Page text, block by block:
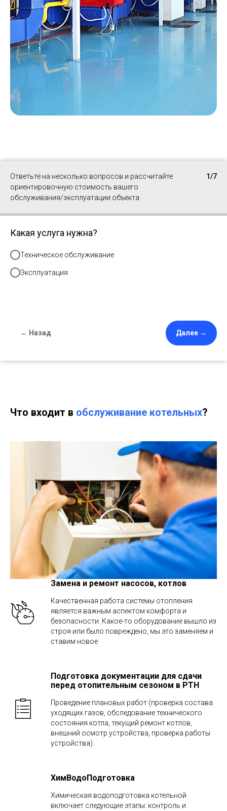
Ответьте на несколько вопросов и рассчитайте
ориентировочную стоимость вашего
обслуживания/эксплуатации объекта
1/7
Какая услуга нужна?
Техническое обслуживание
Эксплуатация
← Назад Далее →
Что входит в обслуживание котельных?
Замена и ремонт насосов, котлов
Качественная работа системы отопления
является важным аспектом комфорта и
безопасности. Какое-то оборудование вышло из
строя или было повреждено, мы это заменяем и
ставим новое
Подготовка документации для сдачи
перед отопительным сезоном в РТН
Проведение плановых работ (проверка состава
уходящих газов, обследование технического
состояния котла, текущий ремонт котлов,
внешний осмотр устройства, проверка работы
устройства).
ХимВодоПодготовка
Химическая водоподготовка котельной
включает следующие этапы: контроль и